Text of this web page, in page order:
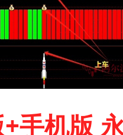
手机版